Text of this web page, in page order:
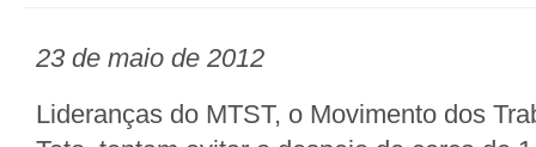
23 de maio de 2012
Lideranças do MTST, o Movimento dos